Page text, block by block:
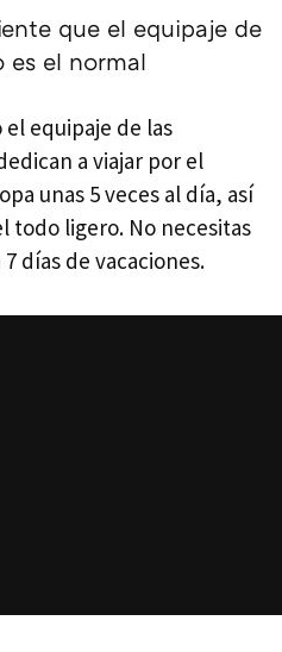
que el equipaje de
el normal
equipaje de las
a viajar por el
unas 5 veces al día, así
todo ligero. No necesitas
días de vacaciones.